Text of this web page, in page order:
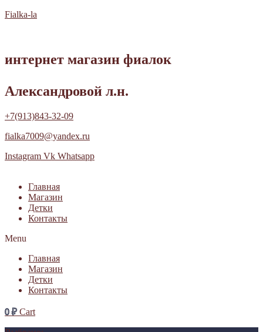
Fialka-la
интернет магазин фиалок
Александровой л.н.
+7(913)843-32-09
fialka7009@yandex.ru
Instagram Vk Whatsapp
Главная
Магазин
Детки
Контакты
Menu
Главная
Магазин
Детки
Контакты
0₽ Cart